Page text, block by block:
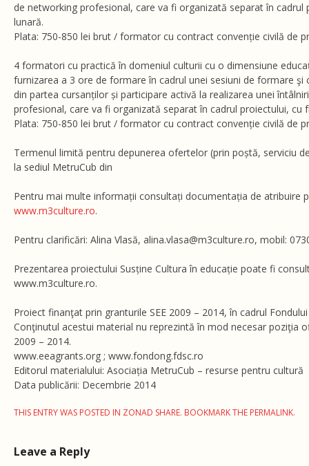
de networking profesional, care va fi organizată separat în cadrul
lunară.
Plata: 750-850 lei brut / formator cu contract convenție civilă de
4 formatori cu practică în domeniul culturii cu o dimensiune
furnizarea a 3 ore de formare în cadrul unei sesiuni de formare şi
din partea cursanților și participare activă la realizarea unei
profesional, care va fi organizată separat în cadrul proiectului, cu
Plata: 750-850 lei brut / formator cu contract convenție civilă de
Termenul limită pentru depunerea ofertelor (prin poștă, serviciu
la sediul MetruCub din
Pentru mai multe informații consultați documentația de atribuire
www.m3culture.ro.
Pentru clarificări: Alina Vlasă, alina.vlasa@m3culture.ro, mobil:
Prezentarea proiectului Susține Cultura în educație poate fi
www.m3culture.ro.
Proiect finanţat prin granturile SEE 2009 – 2014, în cadrul
Conţinutul acestui material nu reprezintă în mod necesar poziţia
2009 – 2014.
www.eeagrants.org ; www.fondong.fdsc.ro
Editorul materialului: Asociația MetruCub – resurse pentru cultură
Data publicării: Decembrie 2014
THIS ENTRY WAS POSTED IN ZONAD SHARE. BOOKMARK THE PERMALINK.
Leave a Reply